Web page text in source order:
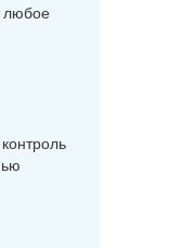
любое